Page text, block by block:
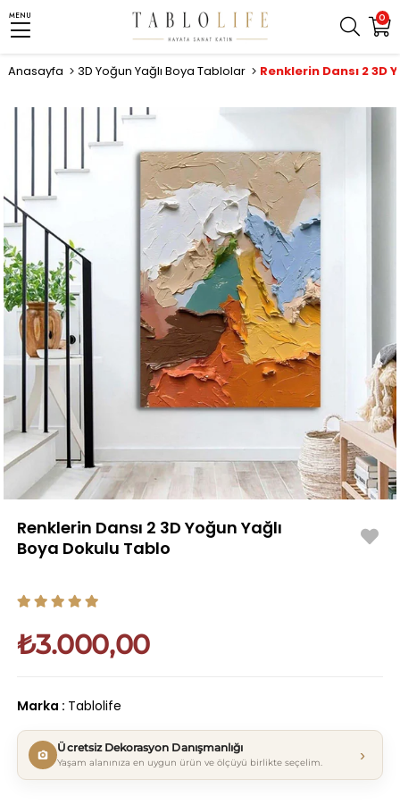
0
MENU
Anasayfa 3D Yoğun Yağlı Boya Tablolar
Renklerin Dansı 2 3D Yoğun Yağlı
Boya Dokulu Tablo
₺3.000,00
Marka : Tablolife
Ücretsiz Dekorasyon Danışmanlığı
Yaşam alanınıza en uygun ürün ve ölçüyü birlikte seçelim. ›